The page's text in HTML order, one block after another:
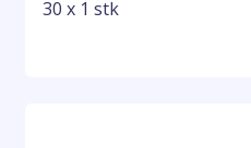
30 x 1 stk